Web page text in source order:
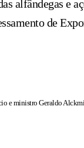
e
de
e ministro Geraldo